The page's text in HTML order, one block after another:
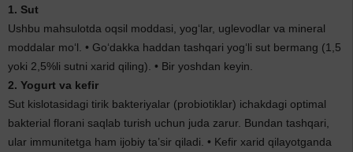
1. Sut
Ushbu mahsulotda oqsil moddasi, yog‘lar, uglevodlar va mineral
moddalar mo‘l. • Go‘dakka haddan tashqari yog‘li sut bermang (1,5
yoki 2,5%li sutni xarid qiling). • Bir yoshdan keyin.
2. Yogurt va kefir
Sut kislotasidagi tirik bakteriyalar (probiotiklar) ichakdagi optimal
bakterial florani saqlab turish uchun juda zarur. Bundan tashqari,
ular immunitetga ham ijobiy ta’sir qiladi. • Kefir xarid qilayotganda